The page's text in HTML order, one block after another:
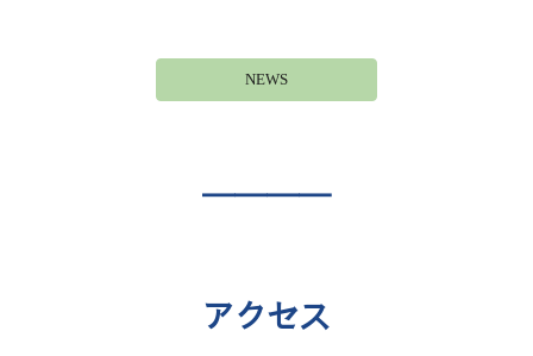
NEWS
――――
アクセス